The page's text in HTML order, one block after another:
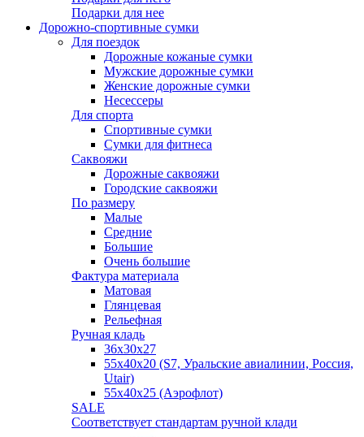
Подарки для нее
Дорожно-спортивные сумки
Для поездок
Дорожные кожаные сумки
Мужские дорожные сумки
Женские дорожные сумки
Несессеры
Для спорта
Спортивные сумки
Сумки для фитнеса
Саквояжи
Дорожные саквояжи
Городские саквояжи
По размеру
Малые
Средние
Большие
Очень большие
Фактура материала
Матовая
Глянцевая
Рельефная
Ручная кладь
36х30x27
55х40х20 (S7, Уральские авиалинии, Россия,
Utair)
55х40х25 (Аэрофлот)
SALE
Соответствует стандартам ручной клади